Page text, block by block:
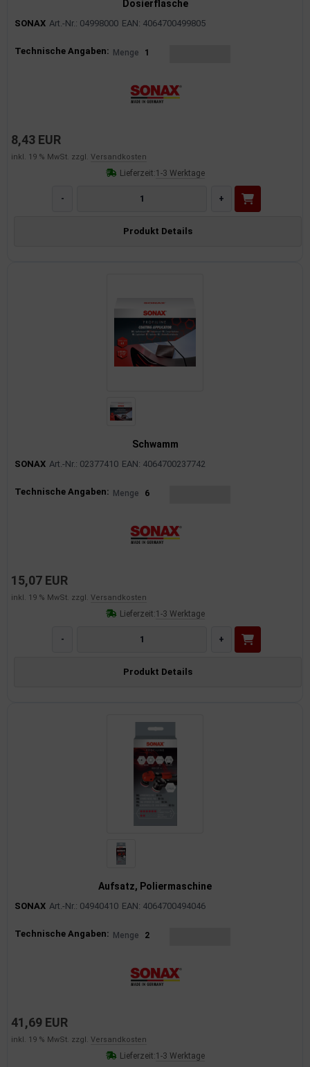
Dosierflasche
SONAX Art.-Nr.: 04998000 EAN: 4064700499805
Produktinformationen
Technische Angaben: Menge 1
8,43 EUR
inkl. 19 % MwSt. zzgl. Versandkosten
Lieferzeit:1-3 Werktage
- +
Produkt Details
Schwamm
SONAX Art.-Nr.: 02377410 EAN: 4064700237742
Produktinformationen
Technische Angaben: Menge 6
15,07 EUR
inkl. 19 % MwSt. zzgl. Versandkosten
Lieferzeit:1-3 Werktage
- +
Produkt Details
Aufsatz, Poliermaschine
SONAX Art.-Nr.: 04940410 EAN: 4064700494046
Produktinformationen
Technische Angaben: Menge 2
41,69 EUR
inkl. 19 % MwSt. zzgl. Versandkosten
Lieferzeit:1-3 Werktage